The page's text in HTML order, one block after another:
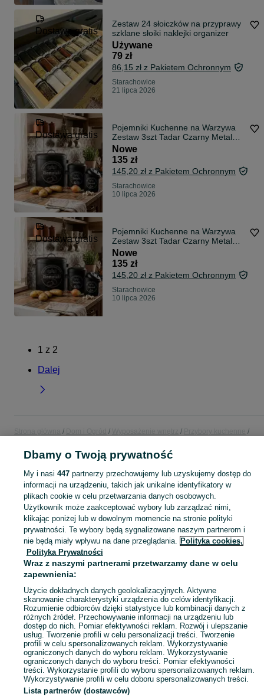
Dostawa gratis
Zestaw 24 słoiczków na przyprawy
szklane słoiki naklejki organizer
Używane
79 zł
86,15 zł z Pakietem Ochronnym
Starachowice
21 lipca 2026
Dostawa gratis
Pojemniki Kuchenne na Warzywa
Zestaw 3szt Tadar Czarny Metal
Loft
Nowe
135 zł
145,20 zł z Pakietem Ochronnym
Starachowice
10 lipca 2026
Dostawa gratis
Pojemniki Kuchenne na Warzywa
Zestaw 3szt Tadar Czarny Metal
Loft
Nowe
135 zł
145,20 zł z Pakietem Ochronnym
Starachowice
10 lipca 2026
1 z 2
Dalej
Strona główna Dom i Ogród Wyposażenie wnętrz
Przybory kuchenne
Świętokrzyskie
Pojemniki i przechowywanie żywności - Starachowice
KATEGORIA
Zobacz
Mapa kategorii
Mapa miejscowości
Mapa ministron
Popularne wyszukiwania
Dbamy o Twoją prywatność
My i nasi 447partnerzy przechowujemy lub uzyskujemy dostęp do
informacji na urządzeniu, takich jak unikalne identyfikatory w
plikach cookie w celu przetwarzania danych osobowych.
Użytkownik może zaakceptować wybory lub zarządzać nimi,
klikając poniżej lub w dowolnym momencie na stronie polityki
prywatności. Te wybory będą sygnalizowane naszym partnerom i
nie będą miały wpływu na dane przeglądania. Polityka cookies,
Polityka Prywatności
Wraz z naszymi partnerami przetwarzamy dane w celu
zapewnienia:
Użycie dokładnych danych geolokalizacyjnych. Aktywne
skanowanie charakterystyki urządzenia do celów identyfikacji.
Rozumienie odbiorców dzięki statystyce lub kombinacji danych z
różnych źródeł. Przechowywanie informacji na urządzeniu lub
dostęp do nich. Pomiar efektywności reklam. Rozwój i ulepszanie
usług. Tworzenie profili w celu personalizacji treści. Tworzenie
profili w celu spersonalizowanych reklam. Wykorzystywanie
ograniczonych danych do wyboru reklam. Wykorzystywanie
ograniczonych danych do wyboru treści. Pomiar efektywności
treści. Wykorzystanie profili do wyboru spersonalizowanych reklam.
Wykorzystywanie profili w celu doboru spersonalizowanych treści.
Lista partnerów (dostawców)